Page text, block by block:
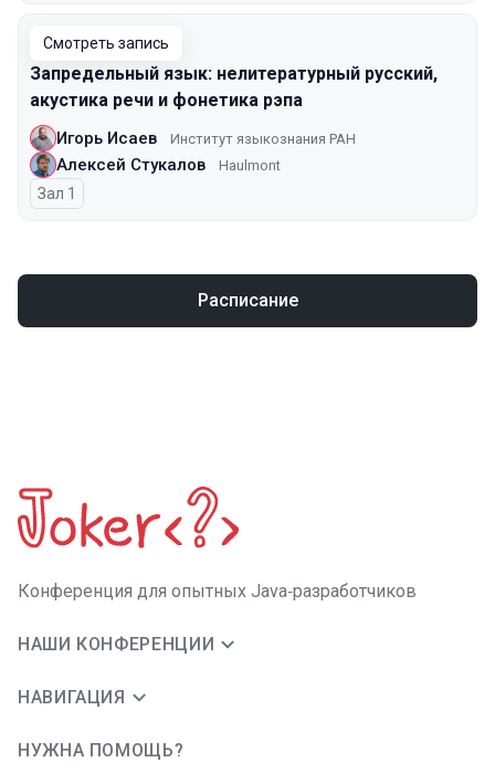
Смотреть запись
Запредельный язык: нелитературный русский,
акустика речи и фонетика рэпа
Игорь Исаев Институт языкознания РАН
Алексей Стукалов Haulmont
Зал 1
Расписание
Конференция для опытных Java‑разработчиков
НАШИ КОНФЕРЕНЦИИ
НАВИГАЦИЯ
НУЖНА ПОМОЩЬ?